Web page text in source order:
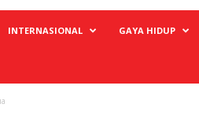
INTERNASIONAL GAYA HIDUP